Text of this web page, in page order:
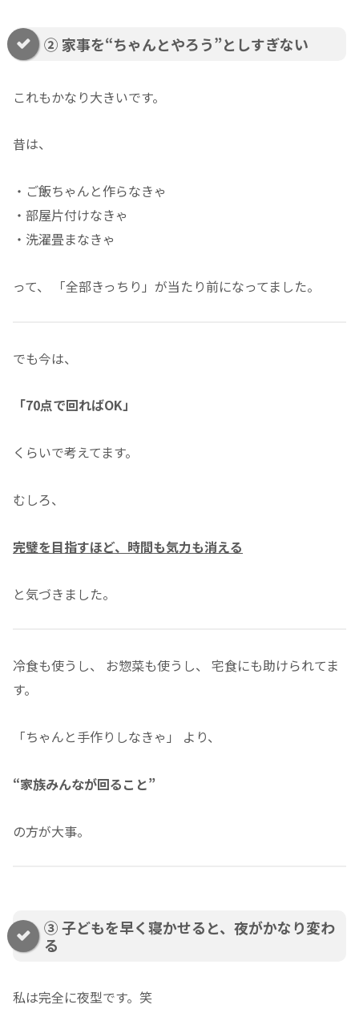
② 家事を“ちゃんとやろう”としすぎない
これもかなり大きいです。
昔は、
・ご飯ちゃんと作らなきゃ
・部屋片付けなきゃ
・洗濯畳まなきゃ
って、 「全部きっちり」が当たり前になってました。
でも今は、
「70点で回ればOK」
くらいで考えてます。
むしろ、
完璧を目指すほど、時間も気力も消える
と気づきました。
冷食も使うし、 お惣菜も使うし、 宅食にも助けられてま
す。
「ちゃんと手作りしなきゃ」 より、
“家族みんなが回ること”
の方が大事。
③ 子どもを早く寝かせると、夜がかなり変わ
る
私は完全に夜型です。笑